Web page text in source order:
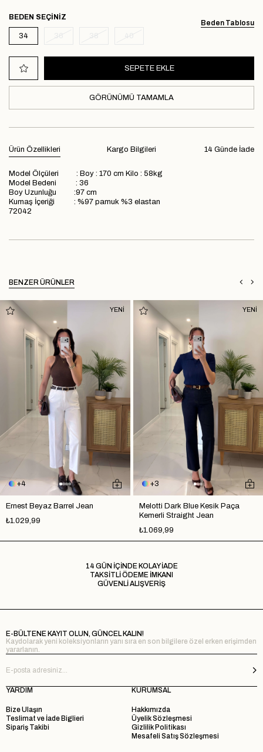
Beden Tablosu
BEDEN
34
GÖRÜNÜMÜ TAMAMLA
Ürün Özellikleri 14 Günde İade
Kargo Bilgileri
Model Ölçüleri : Boy : 170 cm Kilo : 58kg
Model Bedeni : 36
Boy Uzunluğu :97 cm
Kumaş İçeriği : %97 pamuk %3 elastan
72042
BENZER ÜRÜNLER
4
Ernest Beyaz Barrel Jean
₺1.029,99
YENİ
3
Melotti Dark Blue Kesik Paça
Kemerli Straight Jean
₺1.069,99
YENİ
14 GÜN İÇİNDE KOLAY İADE
TAKSİTLİ ÖDEME İMKANI
GÜVENLİ ALIŞVERİŞ
E-BÜLTENE KAYIT OLUN, GÜNCEL KALIN!
Kaydolarak yeni koleksiyonların yanı sıra en son bilgilere özel erken erişimden
yararlanın.
YARDIM
Bize Ulaşın
Teslimat ve İade Biglieri
Sipariş Takibi
KURUMSAL
Hakkımızda
Üyelik Sözleşmesi
Gizlilik Politikası
Mesafeli Satış Sözleşmesi